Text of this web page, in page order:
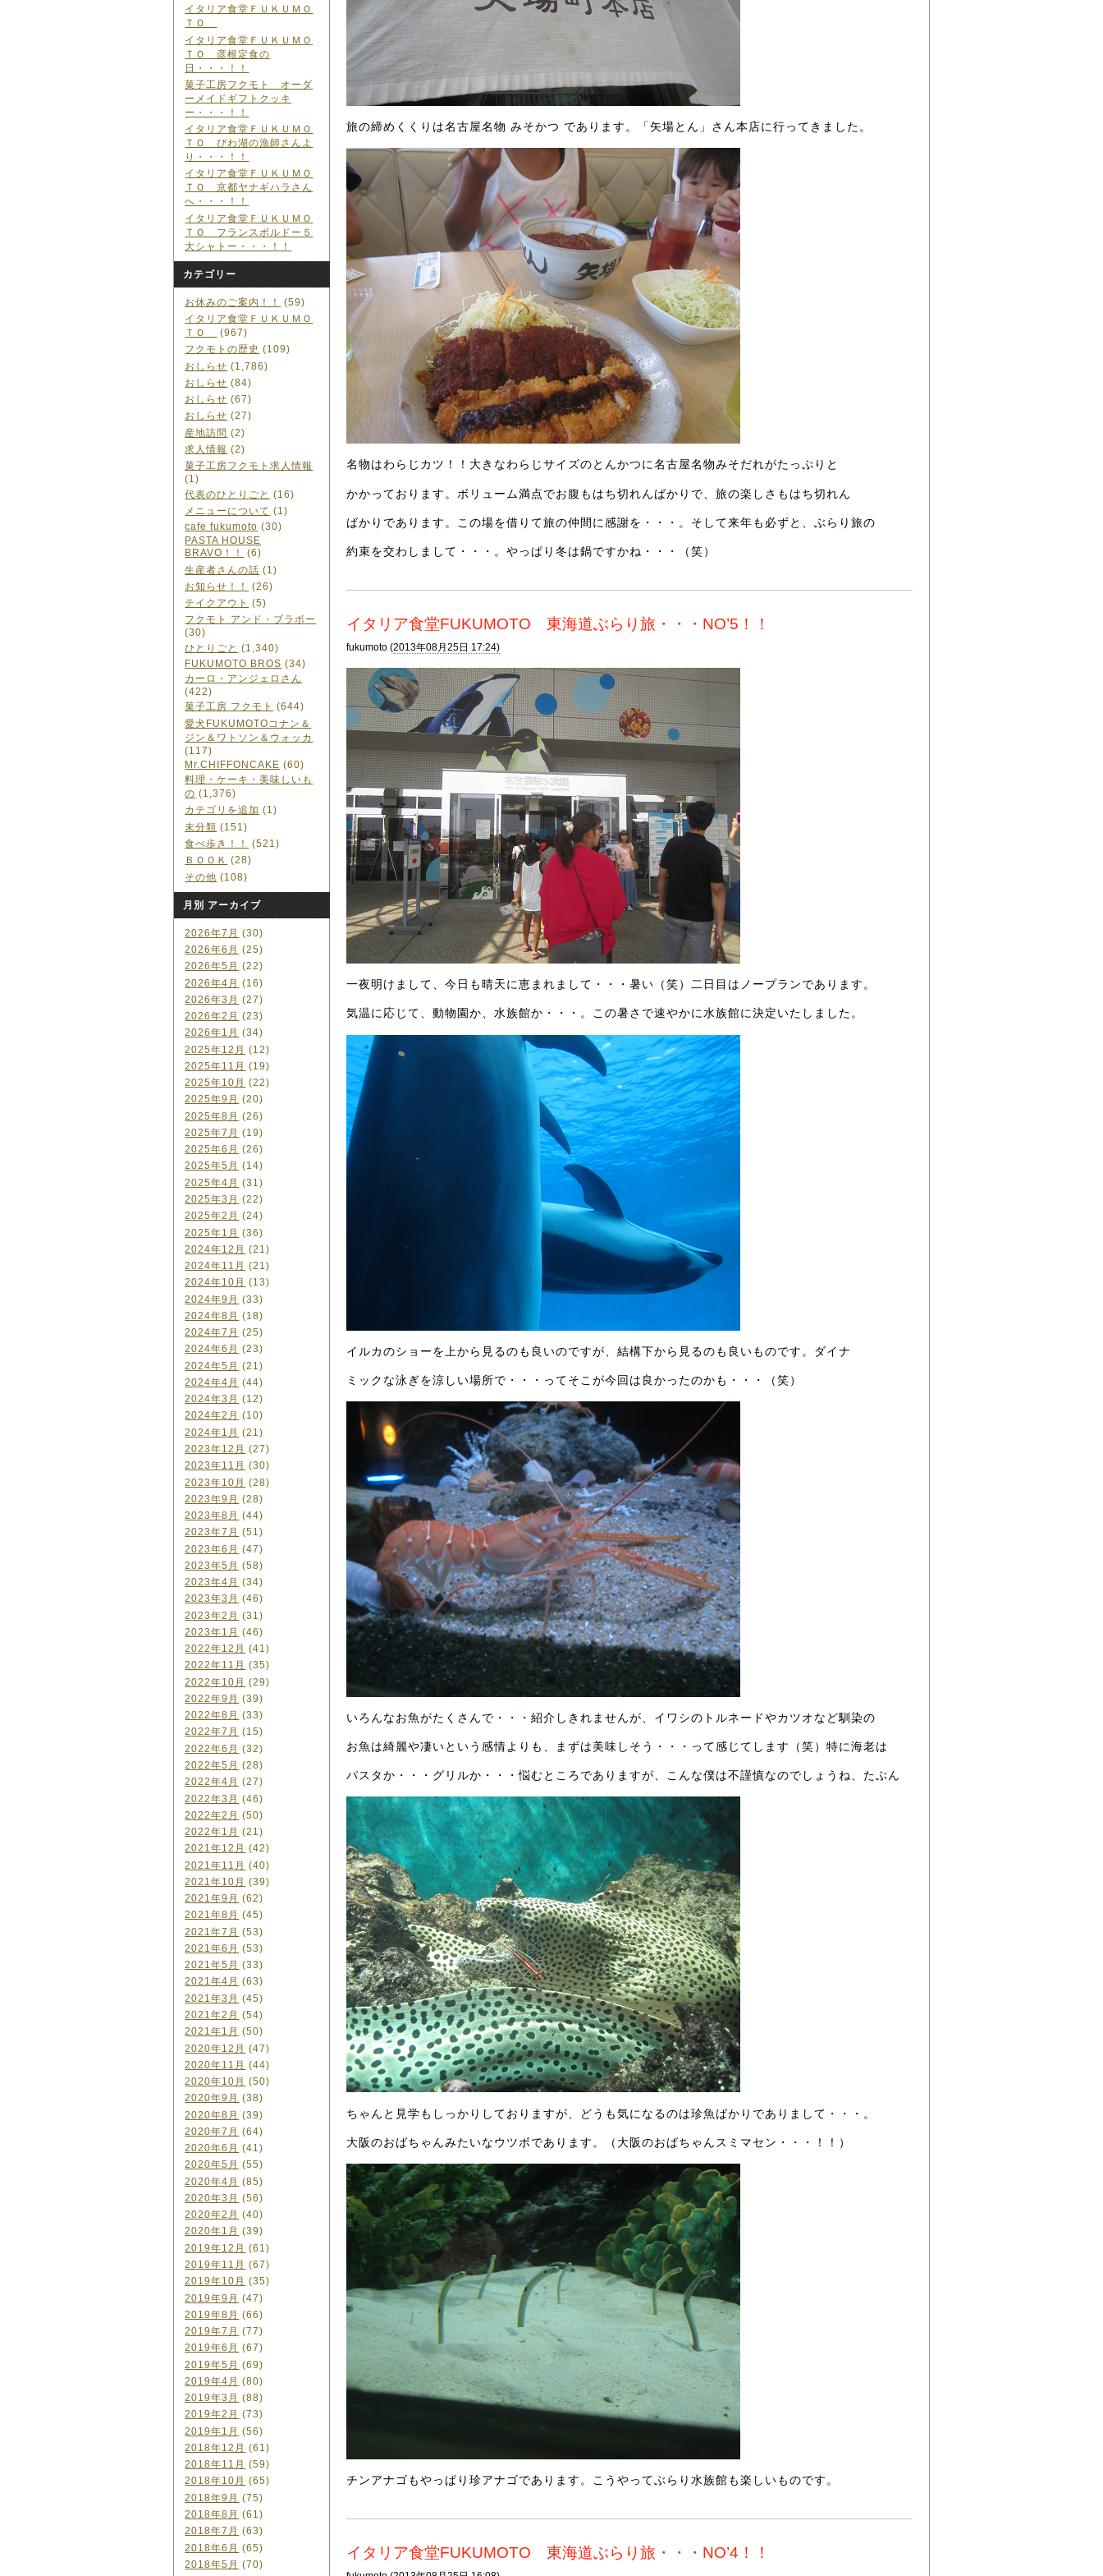
旅の締めくくりは名古屋名物 みそかつ であります。「矢場とん」さん本店に行ってきました。
名物はわらじカツ！！大きなわらじサイズのとんかつに名古屋名物みそだれがたっぷりと
かかっております。ボリューム満点でお腹もはち切れんばかりで、旅の楽しさもはち切れん
ばかりであります。この場を借りて旅の仲間に感謝を・・・。そして来年も必ずと、ぶらり旅の
約束を交わしまして・・・。やっぱり冬は鍋ですかね・・・（笑）
イタリア食堂FUKUMOTO 東海道ぶらり旅・・・NO’5！！
fukumoto (2013年08月25日 17:24)
一夜明けまして、今日も晴天に恵まれまして・・・暑い（笑）二日目はノープランであります。
気温に応じて、動物園か、水族館か・・・。この暑さで速やかに水族館に決定いたしました。
イルカのショーを上から見るのも良いのですが、結構下から見るのも良いものです。ダイナ
ミックな泳ぎを涼しい場所で・・・ってそこが今回は良かったのかも・・・（笑）
いろんなお魚がたくさんで・・・紹介しきれませんが、イワシのトルネードやカツオなど馴染の
お魚は綺麗や凄いという感情よりも、まずは美味しそう・・・って感じてします（笑）特に海老は
パスタか・・・グリルか・・・悩むところでありますが、こんな僕は不謹慎なのでしょうね、たぶん
ちゃんと見学もしっかりしておりますが、どうも気になるのは珍魚ばかりでありまして・・・。
大阪のおばちゃんみたいなウツボであります。（大阪のおばちゃんスミマセン・・・！！）
チンアナゴもやっぱり珍アナゴであります。こうやってぶらり水族館も楽しいものです。
イタリア食堂FUKUMOTO 東海道ぶらり旅・・・NO’4！！
イタリア食堂ＦＵＫＵＭＯ
ＴＯ
イタリア食堂ＦＵＫＵＭＯ
ＴＯ 彦根定食の
日・・・！！
菓子工房フクモト オーダ
ーメイドギフトクッキ
ー・・・！！
イタリア食堂ＦＵＫＵＭＯ
ＴＯ びわ湖の漁師さんよ
り・・・！！
イタリア食堂ＦＵＫＵＭＯ
ＴＯ 京都ヤナギハラさん
へ・・・！！
イタリア食堂ＦＵＫＵＭＯ
ＴＯ フランスボルドー５
大シャトー・・・！！
カテゴリー
お休みのご案内！！
(59)
イタリア食堂ＦＵＫＵＭＯ
ＴＯ
(967)
フクモトの歴史 (109)
おしらせ (1,786)
おしらせ (84)
おしらせ (67)
おしらせ (27)
産地訪問 (2)
求人情報 (2)
菓子工房フクモト求人情報
(1)
代表のひとりごと (16)
メニューについて (1)
cafe fukumoto (30)
PASTA HOUSE
BRAVO！！
(6)
生産者さんの話 (1)
お知らせ！！
(26)
テイクアウト (5)
フクモト アンド・ブラボー
(30)
ひとりごと (1,340)
FUKUMOTO BROS (34)
カーロ・アンジェロさん
(422)
菓子工房 フクモト (644)
愛犬FUKUMOTOコナン＆
ジン＆ワトソン＆ウォッカ
(117)
Mr.CHIFFONCAKE (60)
料理・ケーキ・美味しいも
の (1,376)
カテゴリを追加 (1)
未分類 (151)
食べ歩き！！
(521)
ＢＯＯＫ (28)
その他 (108)
月別 アーカイブ
2026年7月 (30)
2026年6月 (25)
2026年5月 (22)
2026年4月 (16)
2026年3月 (27)
2026年2月 (23)
2026年1月 (34)
2025年12月 (12)
2025年11月 (19)
2025年10月 (22)
2025年9月 (20)
2025年8月 (26)
2025年7月 (19)
2025年6月 (26)
2025年5月 (14)
2025年4月 (31)
2025年3月 (22)
2025年2月 (24)
2025年1月 (36)
2024年12月 (21)
2024年11月 (21)
2024年10月 (13)
2024年9月 (33)
2024年8月 (18)
2024年7月 (25)
2024年6月 (23)
2024年5月 (21)
2024年4月 (44)
2024年3月 (12)
2024年2月 (10)
2024年1月 (21)
2023年12月 (27)
2023年11月 (30)
2023年10月 (28)
2023年9月 (28)
2023年8月 (44)
2023年7月 (51)
2023年6月 (47)
2023年5月 (58)
2023年4月 (34)
2023年3月 (46)
2023年2月 (31)
2023年1月 (46)
2022年12月 (41)
2022年11月 (35)
2022年10月 (29)
2022年9月 (39)
2022年8月 (33)
2022年7月 (15)
2022年6月 (32)
2022年5月 (28)
2022年4月 (27)
2022年3月 (46)
2022年2月 (50)
2022年1月 (21)
2021年12月 (42)
2021年11月 (40)
2021年10月 (39)
2021年9月 (62)
2021年8月 (45)
2021年7月 (53)
2021年6月 (53)
2021年5月 (33)
2021年4月 (63)
2021年3月 (45)
2021年2月 (54)
2021年1月 (50)
2020年12月 (47)
2020年11月 (44)
2020年10月 (50)
2020年9月 (38)
2020年8月 (39)
2020年7月 (64)
2020年6月 (41)
2020年5月 (55)
2020年4月 (85)
2020年3月 (56)
2020年2月 (40)
2020年1月 (39)
2019年12月 (61)
2019年11月 (67)
2019年10月 (35)
2019年9月 (47)
2019年8月 (66)
2019年7月 (77)
2019年6月 (67)
2019年5月 (69)
2019年4月 (80)
2019年3月 (88)
2019年2月 (73)
2019年1月 (56)
2018年12月 (61)
2018年11月 (59)
2018年10月 (65)
2018年9月 (75)
2018年8月 (61)
2018年7月 (63)
2018年6月 (65)
2018年5月 (70)